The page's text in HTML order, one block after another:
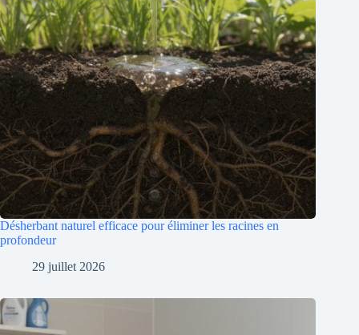
Désherbant naturel efficace pour éliminer les racines en
profondeur
29 juillet 2026